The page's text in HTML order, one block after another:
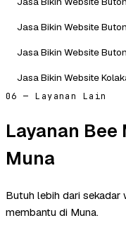
Jasa Bikin Website
Jasa Bikin Website
Jasa Bikin Website
06 — Layanan Lain
Layanan
Muna
Butuh lebih dari sekadar
membantu di Muna.